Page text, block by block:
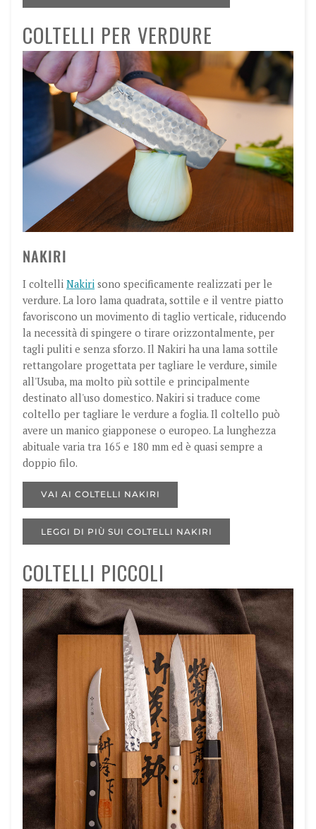
COLTELLI PER VERDURE
NAKIRI
I coltelli Nakiri sono specificamente realizzati per le
verdure. La loro lama quadrata, sottile e il ventre piatto
favoriscono un movimento di taglio verticale, riducendo
la necessità di spingere o tirare orizzontalmente, per
tagli puliti e senza sforzo. Il Nakiri ha una lama sottile
rettangolare progettata per tagliare le verdure, simile
all'Usuba, ma molto più sottile e principalmente
destinato all'uso domestico. Nakiri si traduce come
coltello per tagliare le verdure a foglia. Il coltello può
avere un manico giapponese o europeo. La lunghezza
abituale varia tra 165 e 180 mm ed è quasi sempre a
doppio filo.
VAI AI COLTELLI NAKIRI
LEGGI DI PIÙ SUI COLTELLI NAKIRI
COLTELLI PICCOLI